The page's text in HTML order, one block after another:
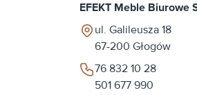
do wnętrza ciepłą i przytulną
sprawia, że meble z łatwością
Lamino to więcej niż meble – to
detale.
EFEKT Meble Biurowe
ul. Galileusza 18
67-200 Głogów
76 832 10 28
501 677 990